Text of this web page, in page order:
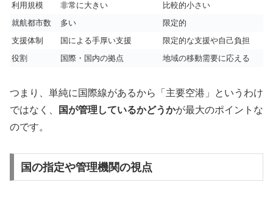
利用規模
非常に大きい
比較的小さい
就航都市数
多い
限定的
支援体制
国による手厚い支援
限定的な支援や自己負担
役割
国際・国内の拠点 地域の移動需要に応える
つまり、単純に国際線があるから「主要空港」というわけ
ではなく、
国が管理しているかどうかが最大のポイントな
のです。
国の指定や管理機関の視点